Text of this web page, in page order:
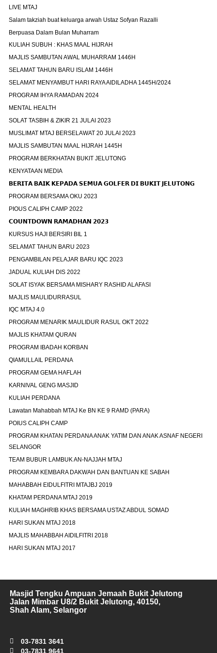
LIVE MTAJ
Salam takziah buat keluarga arwah Ustaz Sofyan Razalli
Berpuasa Dalam Bulan Muharram
KULIAH SUBUH : KHAS MAAL HIJRAH
MAJLIS SAMBUTAN AWAL MUHARRAM 1446H
SELAMAT TAHUN BARU ISLAM 1446H
SELAMAT MENYAMBUT HARI RAYA AIDILADHA 1445H/2024
PROGRAM IHYA RAMADAN 2024
MENTAL HEALTH
SOLAT TASBIH & ZIKIR 21 JULAI 2023
MUSLIMAT MTAJ BERSELAWAT 20 JULAI 2023
MAJLIS SAMBUTAN MAAL HIJRAH 1445H
PROGRAM BERKHATAN BUKIT JELUTONG
KENYATAAN MEDIA
𝗕𝗘𝗥𝗜𝗧𝗔 𝗕𝗔𝗜𝗞 𝗞𝗘𝗣𝗔𝗗𝗔 𝗦𝗘𝗠𝗨𝗔 𝗚𝗢𝗟𝗙𝗘𝗥 𝗗𝗜 𝗕𝗨𝗞𝗜𝗧 𝗝𝗘𝗟𝗨𝗧𝗢𝗡𝗚
PROGRAM BERSAMA OKU 2023
PIOUS CALIPH CAMP 2022
𝗖𝗢𝗨𝗡𝗧𝗗𝗢𝗪𝗡 𝗥𝗔𝗠𝗔𝗗𝗛𝗔𝗡 𝟮𝟬𝟮𝟯
KURSUS HAJI BERSIRI BIL 1
SELAMAT TAHUN BARU 2023
PENGAMBILAN PELAJAR BARU IQC 2023
JADUAL KULIAH DIS 2022
SOLAT ISYAK BERSAMA MISHARY RASHID ALAFASI
MAJLIS MAULIDURRASUL
IQC MTAJ 4.0
PROGRAM MENARIK MAULIDUR RASUL OKT 2022
MAJLIS KHATAM QURAN
PROGRAM IBADAH KORBAN
QIAMULLAIL PERDANA
PROGRAM GEMA HAFLAH
KARNIVAL GENG MASJID
KULIAH PERDANA
Lawatan Mahabbah MTAJ Ke BN KE 9 RAMD (PARA)
POIUS CALIPH CAMP
PROGRAM KHATAN PERDANA ANAK YATIM DAN ANAK ASNAF NEGERI
SELANGOR
TEAM BUBUR LAMBUK AN-NAJJAH MTAJ
PROGRAM KEMBARA DAKWAH DAN BANTUAN KE SABAH
MAHABBAH EIDULFITRI MTAJBJ 2019
KHATAM PERDANA MTAJ 2019
KULIAH MAGHRIB KHAS BERSAMA USTAZ ABDUL SOMAD
HARI SUKAN MTAJ 2018
MAJLIS MAHABBAH AIDILFITRI 2018
HARI SUKAN MTAJ 2017
Masjid Tengku Ampuan Jemaah Bukit Jelutong
Jalan Mimbar U8/2 Bukit Jelutong, 40150,
Shah Alam, Selangor
03-7831 3641
03-7831 9641